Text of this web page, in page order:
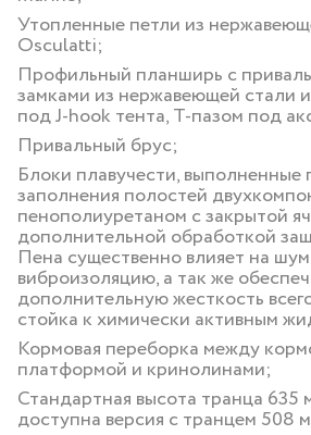
Утопленные петли из
Osculatti;
Профильный планширь с
замками из нержавеющей стали
под J-hook тента, Т-пазом под
Привальный брус;
Блоки плавучести, выполненные
заполнения полостей
пенополиуретаном с закрытой
дополнительной обработкой
Пена существенно влияет на
виброизоляцию, а так же
дополнительную жесткость
стойка к химически активным
Кормовая переборка между
платформой и кринолинами;
Стандартная высота транца 635
доступна версия с транцем 508